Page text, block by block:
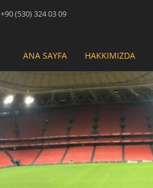
+90 (530) 324 03 09
ANA SAYFA HAKKIMIZDA